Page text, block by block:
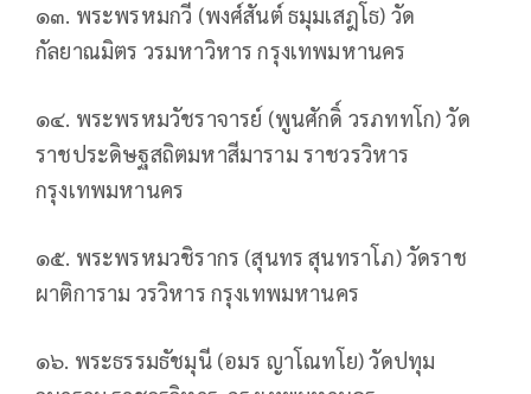
๑๓. พระพรหมกวี (พงศ์สันต์ ธมุมเสฎโธ) วัด
กัลยาณมิตร วรมหาวิหาร กรุงเทพมหานคร
๑๔. พระพรหมวัชราจารย์ (พูนศักดิ์ วรภททโก) วัด
ราชประดิษฐสถิตมหาสีมาราม ราชวรวิหาร
กรุงเทพมหานคร
๑๕. พระพรหมวชิรากร (สุนทร สุนทราโภ) วัดราช
ผาติการาม วรวิหาร กรุงเทพมหานคร
๑๖. พระธรรมธัชมุนี (อมร ญาโณทโย) วัดปทุม